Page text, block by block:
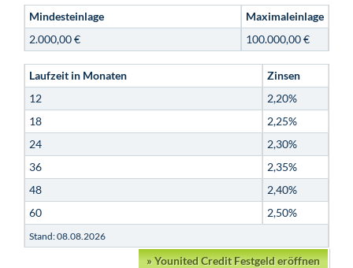
Mindesteinlage
Maximaleinlage
2.000,00 €
100.000,00 €
Laufzeit in Monaten
Zinsen
12
2,20%
18
2,25%
24
2,30%
36
2,35%
48
2,40%
60
2,50%
Stand: 08.08.2026
»Younited Credit Festgeld eröffnen